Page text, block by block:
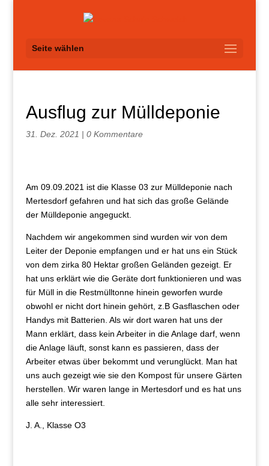
Seite wählen
Ausflug zur Mülldeponie
31. Dez. 2021 | 0 Kommentare
Am 09.09.2021 ist die Klasse 03 zur Mülldeponie nach
Mertesdorf gefahren und hat sich das große Gelände
der Mülldeponie angeguckt.
Nachdem wir angekommen sind wurden wir von dem
Leiter der Deponie empfangen und er hat uns ein Stück
von dem zirka 80 Hektar großen Geländen gezeigt. Er
hat uns erklärt wie die Geräte dort funktionieren und was
für Müll in die Restmülltonne hinein geworfen wurde
obwohl er nicht dort hinein gehört, z.B Gasflaschen oder
Handys mit Batterien. Als wir dort waren hat uns der
Mann erklärt, dass kein Arbeiter in die Anlage darf, wenn
die Anlage läuft, sonst kann es passieren, dass der
Arbeiter etwas über bekommt und verunglückt. Man hat
uns auch gezeigt wie sie den Kompost für unsere Gärten
herstellen. Wir waren lange in Mertesdorf und es hat uns
alle sehr interessiert.
J. A., Klasse O3